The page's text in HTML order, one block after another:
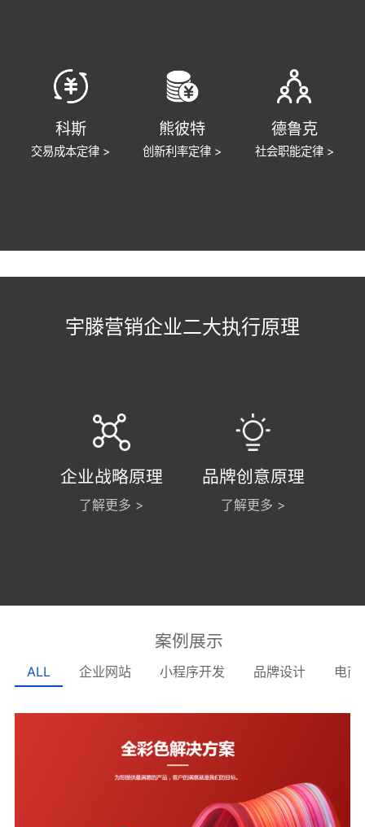
科斯
交易成本定律 >
熊彼特
创新利率定律 >
德鲁克
社会职能定律 >
宇滕营销企业二大执行原理
企业战略原理
了解更多 >
品牌创意原理
了解更多 >
案例展示
ALL 企业网站 小程序开发 品牌设计 电商